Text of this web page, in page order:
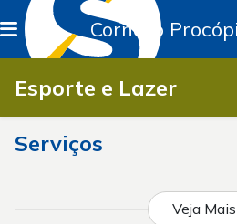
Cornélio
Esporte e Lazer
Serviços
Veja Mais